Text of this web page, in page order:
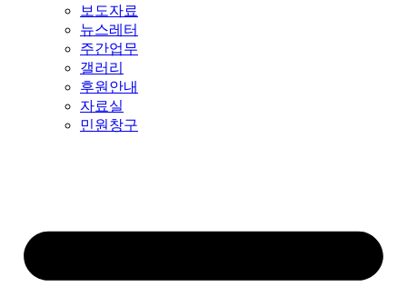
보도자료
뉴스레터
주간업무
갤러리
후원안내
자료실
민원창구